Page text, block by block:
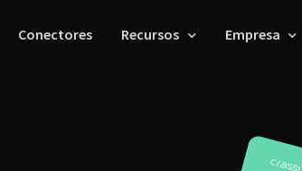
Conectores Recursos Empresa